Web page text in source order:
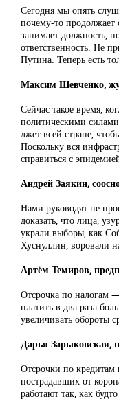
Сегодня мы опять
почему-то продолжает
занимает должность,
ответственность. Не
Путина. Теперь есть
Максим Шевченко,
Сейчас такое время,
политическими
лжет всей стране,
Поскольку вся
справиться с
Андрей Заякин,
Нами руководят не
доказать, что лица,
украли выборы, как
Хуснуллин, воровали
Артём Темиров,
Отсрочка по налогам
платить в два раза
увеличивать обороты
Дарья Зарыковская,
Отсрочки по кредитам
пострадавших от
работают так, как